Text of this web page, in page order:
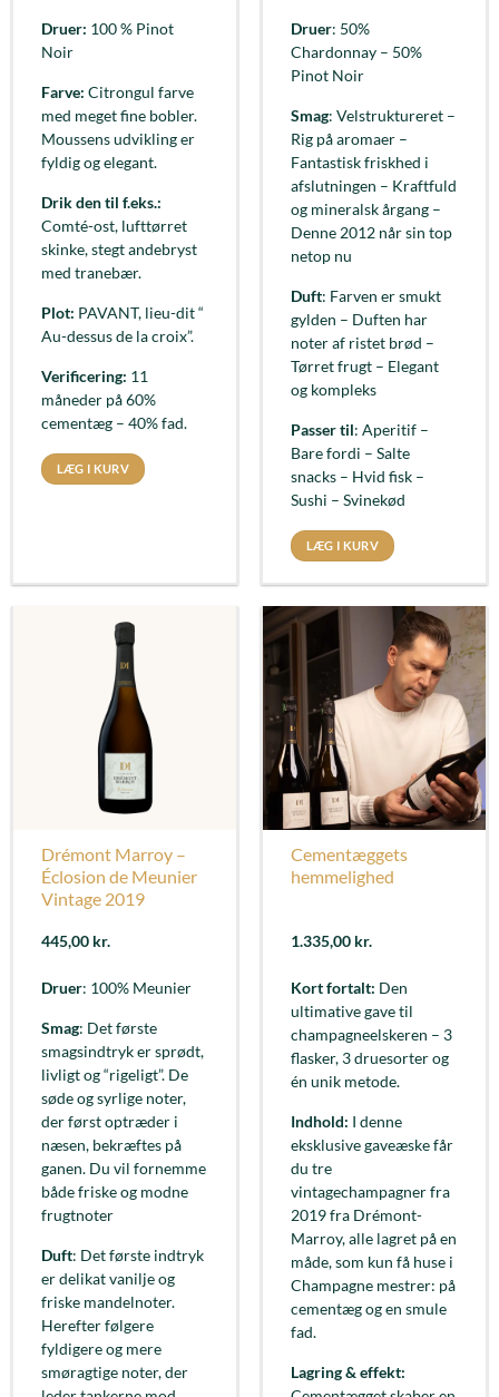
Druer: 100 % Pinot
Noir
Farve: Citrongul farve
med meget fine bobler.
Moussens udvikling er
fyldig og elegant.
Drik den til f.eks.:
Comté-ost, lufttørret
skinke, stegt andebryst
med tranebær.
Plot: PAVANT, lieu-dit “
Au-dessus de la croix”.
Verificering: 11
måneder på 60%
cementæg – 40% fad.
LÆG I KURV
Druer: 50%
Chardonnay – 50%
Pinot Noir
Smag: Velstruktureret –
Rig på aromaer –
Fantastisk friskhed i
afslutningen – Kraftfuld
og mineralsk årgang –
Denne 2012 når sin top
netop nu
Duft: Farven er smukt
gylden – Duften har
noter af ristet brød –
Tørret frugt – Elegant
og kompleks
Passer til: Aperitif –
Bare fordi – Salte
snacks – Hvid fisk –
Sushi – Svinekød
LÆG I KURV
Drémont Marroy –
Éclosion de Meunier
Vintage 2019
445,00 kr.
Druer: 100% Meunier
Smag: Det første
smagsindtryk er sprødt,
livligt og “rigeligt”. De
søde og syrlige noter,
der først optræder i
næsen, bekræftes på
ganen. Du vil fornemme
både friske og modne
frugtnoter
Duft: Det første indtryk
er delikat vanilje og
friske mandelnoter.
Herefter følgere
fyldigere og mere
smøragtige noter, der
Cementæggets
hemmelighed
1.335,00 kr.
Kort fortalt: Den
ultimative gave til
champagneelskeren – 3
flasker, 3 druesorter og
én unik metode.
Indhold: I denne
eksklusive gaveæske får
du tre
vintagechampagner fra
2019 fra Drémont-
Marroy, alle lagret på en
måde, som kun få huse i
Champagne mestrer: på
cementæg og en smule
fad.
Lagring & effekt: